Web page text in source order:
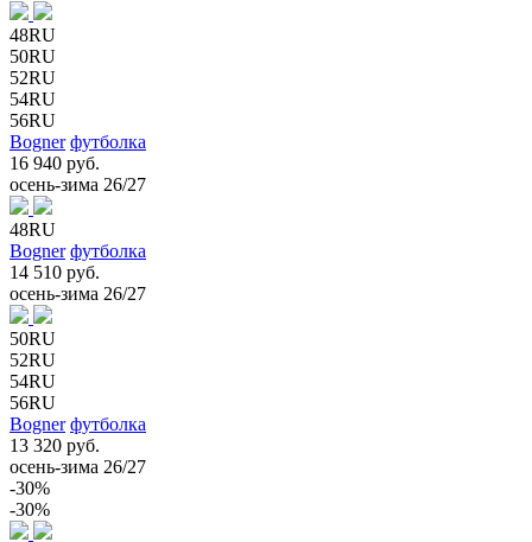
48RU
50RU
52RU
54RU
56RU
Bogner футболка
16 940 руб.
осень-зима 26/27
48RU
Bogner футболка
14 510 руб.
осень-зима 26/27
50RU
52RU
54RU
56RU
Bogner футболка
13 320 руб.
осень-зима 26/27
-30%
-30%